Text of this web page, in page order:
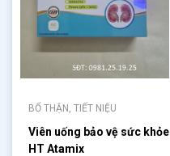
BỔ THẬN, TIẾT NIỆU
Viên uống bảo vệ sức khỏe
HT Atamix